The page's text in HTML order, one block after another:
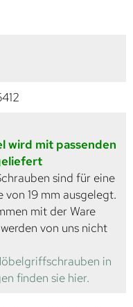
wird mit passenden
sind für eine
von 19 mm ausgelegt.
mit der Ware
von uns nicht
in
finden sie hier.